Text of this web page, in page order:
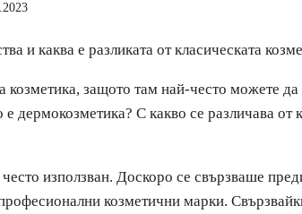
козметика, защото там най-често можете
дермокозметика? С какво се различава от
използван. Доскоро се свързваше
козметични марки.